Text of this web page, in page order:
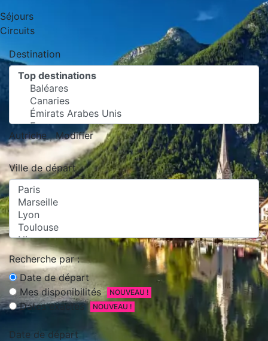
Séjours
Circuits
Destination
Autriche Modifier
Ville de départ
Recherche par :
Date de départ
Mes disponibilités
NOUVEAU !
Dates exactes NOUVEAU !
Date de départ